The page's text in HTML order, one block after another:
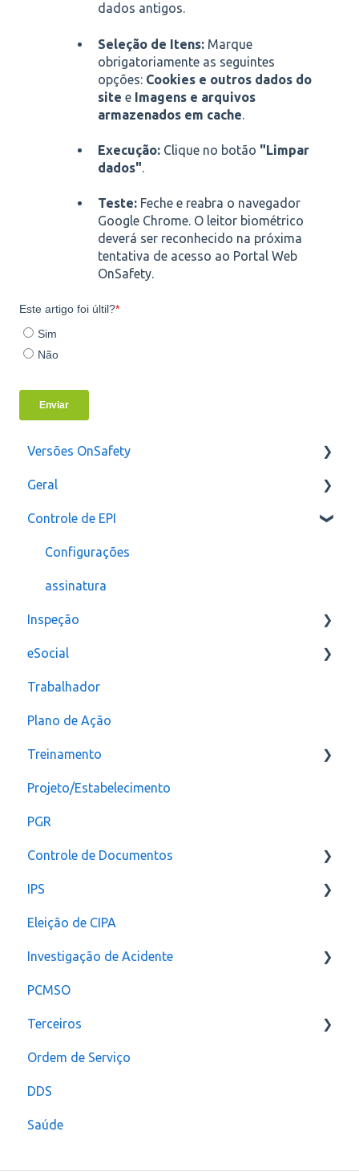
dados antigos.
Seleção de Itens: Marque
obrigatoriamente as seguintes
opções: Cookies e outros dados do
site e Imagens e arquivos
armazenados em cache
Execução: Clique no botão "Limpar
dados".
Teste: Feche e reabra o navegador
Google Chrome. O leitor biométrico
deverá ser reconhecido na próxima
tentativa de acesso ao Portal Web
OnSafety.
Versões OnSafety
Última Versão
Versões anteriores
Geral
Usuários
Controle de EPI
Configurações
assinatura
Inspeção
Relatórios e Indicadores
Inspeção Visual
Plano de ação
Checklist
eSocial
Erros
Criação
CAT
Trabalhador
Plano de Ação
Treinamento
Configuração
Projeto/Estabelecimento
PGR
Controle de Documentos
Notificação
IPS
Configurações
Eleição de CIPA
Investigação de Acidente
Configuração
PCMSO
Terceiros
Usuário
Ordem de Serviço
DDS
Saúde